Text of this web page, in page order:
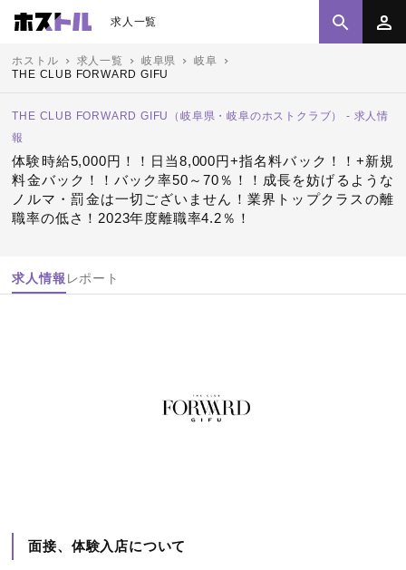
求人一覧
ホストル 求人一覧 岐阜県
岐阜
THE CLUB FORWARD GIFU
THE CLUB FORWARD GIFU（岐阜県・岐阜のホストクラブ） - 求人情
報
体験時給5,000円！！日当8,000円+指名料バック！！+新規
料金バック！！バック率50～70％！！成長を妨げるような
ノルマ・罰金は一切ございません！業界トップクラスの離
職率の低さ！2023年度離職率4.2％！
求人情報 レポート
面接、体験入店について